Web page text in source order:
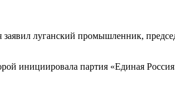
луганский промышленник,
инициировала партия «Единая